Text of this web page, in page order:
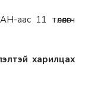
11 төлөөлөгч
харилцах